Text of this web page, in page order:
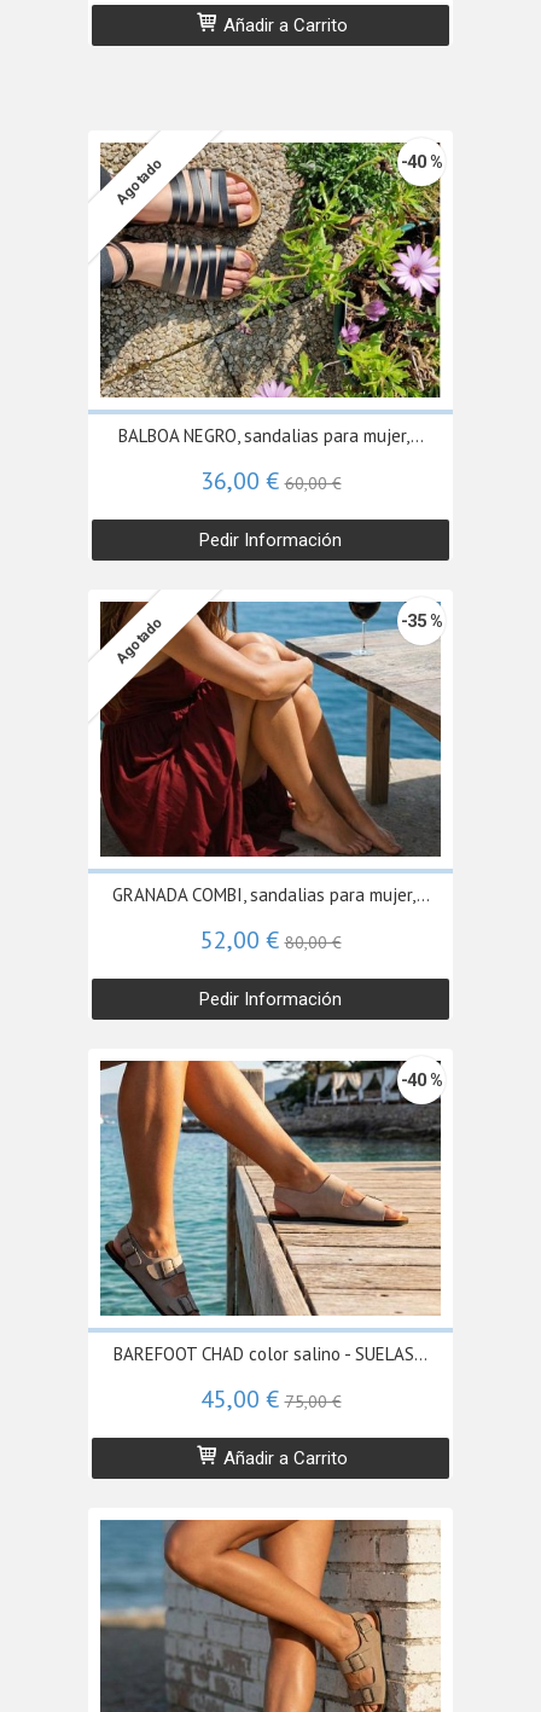
Añadir a Carrito
Agotado -40 %
BALBOA NEGRO, sandalias para mujer,...
36,00 €60,00 €
Pedir Información
Agotado -35 %
GRANADA COMBI, sandalias para mujer,...
52,00 €80,00 €
Pedir Información
-40 %
BAREFOOT CHAD color salino - SUELAS...
45,00 €75,00 €
Añadir a Carrito